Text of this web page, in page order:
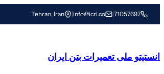
رفتن
به
71057697
|
info@icri.co
|
Tehran, Iran
انستیتو ملی تعمیرات بتن ایران